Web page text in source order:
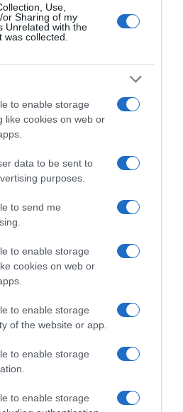
Use,
Sharing of my
Unrelated with the
collected.
to enable storage
like cookies on web or
data to be sent to
purposes.
to send me
to enable storage
cookies on web or
to enable storage
of the website or app.
to enable storage
to enable storage
στο σπίτι του – Την
της
ΚΤΕΛ ενόψει